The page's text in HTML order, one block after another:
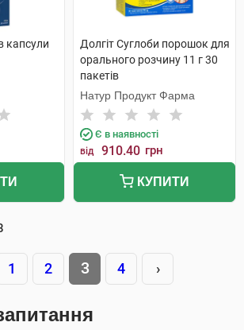
капсули
Долгіт Суглоби порошок для
орального розчину 11 г 30
пакетів
Натур Продукт Фарма
Є в наявності
від 910.40 грн
КУПИТИ
1 2 3 4 ›